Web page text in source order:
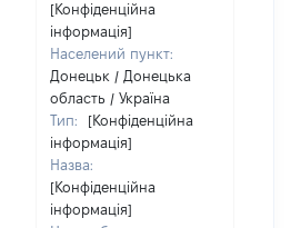
[Конфіденційна
інформація]
Населений пункт:
Донецьк / Донецька
область / Україна
Тип:
[Конфіденційна
інформація]
Назва:
[Конфіденційна
інформація]